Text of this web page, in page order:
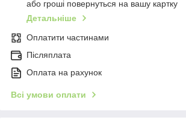
або гроші повернуться на вашу картку
Детальніше
Оплатити частинами
Післяплата
Оплата на рахунок
Всі умови оплати